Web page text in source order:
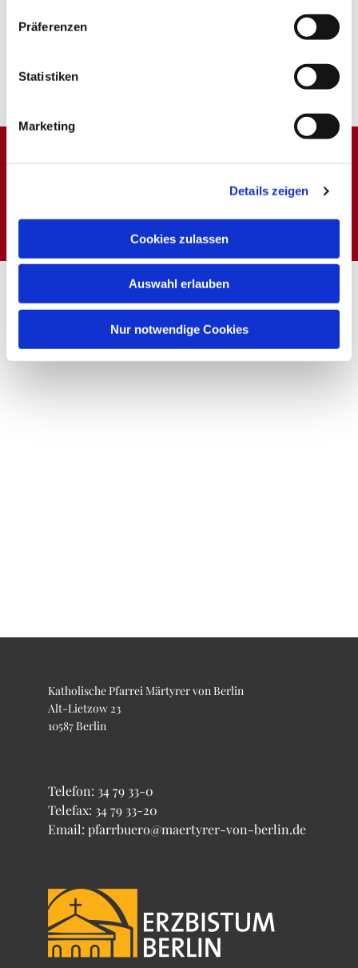
Präferenzen
Statistiken
Marketing
Details zeigen
Cookies zulassen
Auswahl erlauben
Nur notwendige Cookies
Dies könnte Sie auch
Katholische Pfarrei Märtyrer von Berlin
Alt-Lietzow 23
10587 Berlin
Telefon: 34 79 33-0
Telefax: 34 79 33-20
Email: pfarrbuero@maertyrer-von-berlin.de